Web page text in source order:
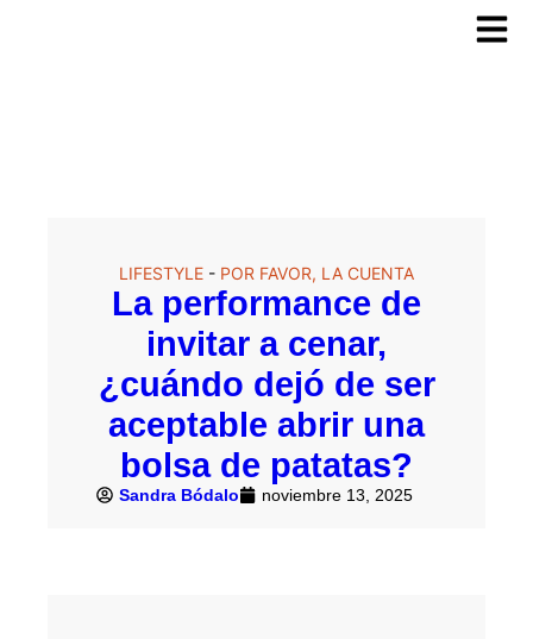
LIFESTYLE - POR FAVOR, LA CUENTA
La performance de
invitar a cenar,
¿cuándo dejó de ser
aceptable abrir una
bolsa de patatas?
Sandra Bódalo noviembre 13, 2025